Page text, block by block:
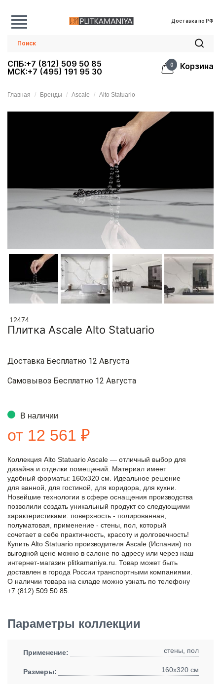
Доставка по РФ
СПБ:+7 (812) 509 50 85
МСК:+7 (495) 191 95 30
0 Корзина
Главная Бренды Ascale Alto Statuario
12474
Плитка Ascale Alto Statuario
Доставка Бесплатно 12 Августа
Самовывоз Бесплатно 12 Августа
В наличии
от 12 561 ₽
Коллекция Alto Statuario Ascale — отличный выбор для
дизайна и отделки помещений. Материал имеет
удобный форматы: 160x320 см. Идеальное решение
для ванной, для гостиной, для коридора, для кухни.
Новейшие технологии в сфере оснащения производства
позволили создать уникальный продукт со следующими
характеристиками: поверхность - полированная,
полуматовая, применение - стены, пол, который
сочетает в себе практичность, красоту и долговечность!
Купить Alto Statuario производителя Ascale (Испания) по
выгодной цене можно в салоне по адресу или через наш
интернет-магазин plitkamaniya.ru. Товар может быть
доставлен в города России транспортными компаниями.
О наличии товара на складе можно узнать по телефону
+7 (812) 509 50 85.
Параметры коллекции
Применение: стены, пол
Размеры: 160x320 см